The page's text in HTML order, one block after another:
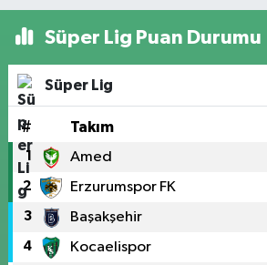
Süper Lig Puan Durumu
Süper Lig
# Takım
1 Amed
2 Erzurumspor FK
3 Başakşehir
4 Kocaelispor